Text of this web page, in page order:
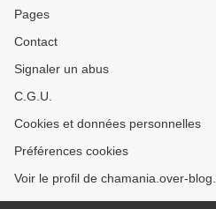
Pages
Contact
Signaler un abus
C.G.U.
Cookies et données personnelles
Préférences cookies
Voir le profil de chamania.over-